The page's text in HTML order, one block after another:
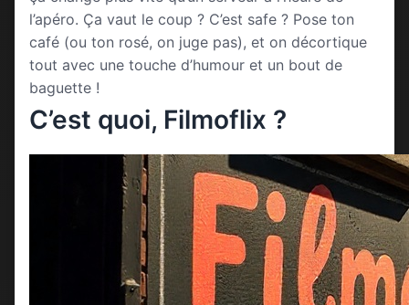
l’apéro. Ça vaut le coup ? C’est safe ? Pose ton
café (ou ton rosé, on juge pas), et on décortique
tout avec une touche d’humour et un bout de
baguette !
C’est quoi, Filmoflix ?